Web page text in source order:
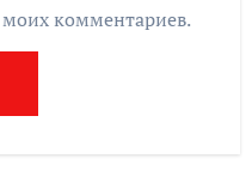
комментариев.